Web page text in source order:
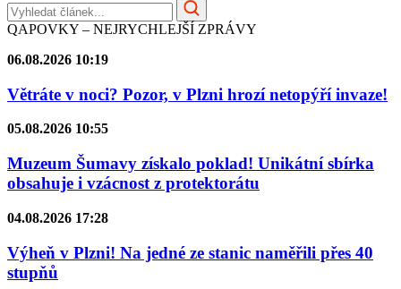
QAPOVKY – NEJRYCHLEJŠÍ ZPRÁVY
06.08.2026 10:19
Větráte v noci? Pozor, v Plzni hrozí netopýří invaze!
05.08.2026 10:55
Muzeum Šumavy získalo poklad! Unikátní sbírka
obsahuje i vzácnost z protektorátu
04.08.2026 17:28
Výheň v Plzni! Na jedné ze stanic naměřili přes 40
stupňů